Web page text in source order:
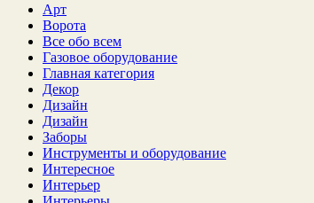
Арт
Ворота
Все обо всем
Газовое оборудование
Главная категория
Декор
Дизайн
Дизайн
Заборы
Инструменты и оборудование
Интересное
Интерьер